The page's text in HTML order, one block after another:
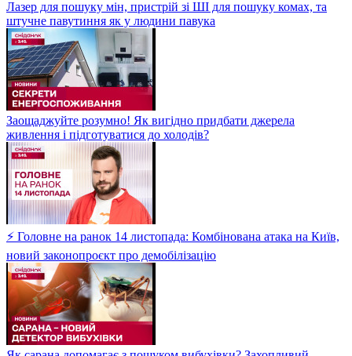
Лазер для пошуку мін, пристрій зі ШІ для пошуку комах, та
штучне павутиння як у людини павука
Заощаджуйте розумно! Як вигідно придбати джерела
живлення і підготуватися до холодів?
⚡ Головне на ранок 14 листопада: Комбінована атака на Київ,
новий законопроєкт про демобілізацію